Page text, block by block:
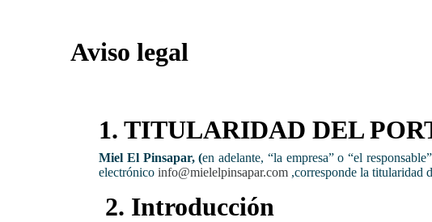
Aviso legal
1. TITULARIDAD DEL
Miel El Pinsapar, (en adelante, “la empresa” o “el
electrónico info@mielelpinsapar.com ,corresponde la titularidad
2. Introducción